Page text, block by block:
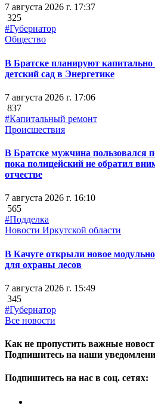
7 августа 2026 г. 17:37
325
#Губернатор
Общество
В Братске планируют капитально
детский сад в Энергетике
7 августа 2026 г. 17:06
837
#Капитальный ремонт
Происшествия
В Братске мужчина пользовался
пока полицейский не обратил
отчестве
7 августа 2026 г. 16:10
565
#Подделка
Новости Иркутской области
В Качуге открыли новое
для охраны лесов
7 августа 2026 г. 15:49
345
#Губернатор
Все новости
Как не пропустить важные
Подпишитесь на наши
Подпишитесь на нас в соц. сетях: